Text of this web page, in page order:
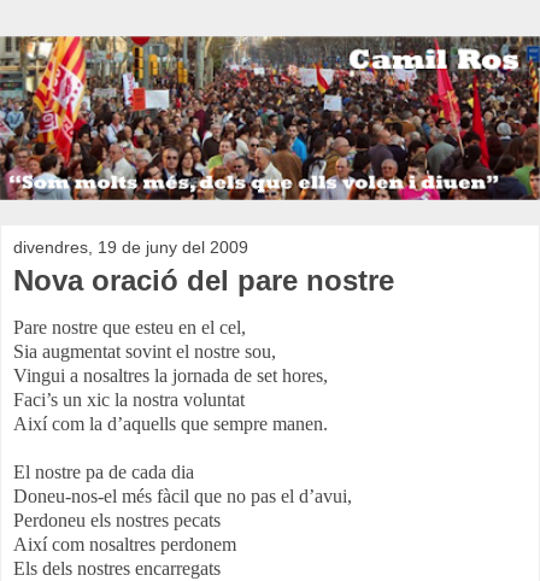
divendres, 19 de juny del 2009
Nova oració del pare nostre
Pare nostre que esteu en el cel,
Sia augmentat sovint el nostre sou,
Vingui a nosaltres la jornada de set hores,
Faci’s un xic la nostra voluntat
Així com la d’aquells que sempre manen.
El nostre pa de cada dia
Doneu-nos-el més fàcil que no pas el d’avui,
Perdoneu els nostres pecats
Així com nosaltres perdonem
Els dels nostres encarregats